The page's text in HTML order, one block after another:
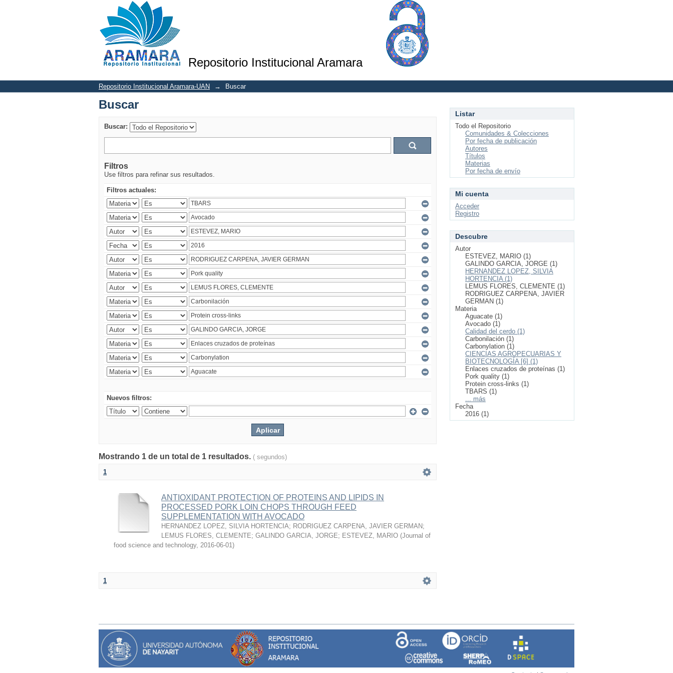
Repositorio Institucional Aramara
Buscar
Repositorio Institucional Aramara-UAN → Buscar
Buscar
Buscar:
Filtros
Use filtros para refinar sus resultados.
Filtros actuales:
Nuevos filtros:
Mostrando 1 de un total de 1 resultados. ( segundos)
1
ANTIOXIDANT PROTECTION OF PROTEINS AND LIPIDS IN
PROCESSED PORK LOIN CHOPS THROUGH FEED
SUPPLEMENTATION WITH AVOCADO
HERNANDEZ LOPEZ, SILVIA HORTENCIA; RODRIGUEZ CARPENA, JAVIER GERMAN;
LEMUS FLORES, CLEMENTE; GALINDO GARCIA, JORGE; ESTEVEZ, MARIO (Journal of
food science and technology, 2016-06-01)
1
Listar
Todo el Repositorio
Comunidades & Colecciones
Por fecha de publicación
Autores
Títulos
Materias
Por fecha de envío
Mi cuenta
Acceder
Registro
Descubre
Autor
ESTEVEZ, MARIO (1)
GALINDO GARCIA, JORGE (1)
HERNANDEZ LOPEZ, SILVIA
HORTENCIA (1)
LEMUS FLORES, CLEMENTE (1)
RODRIGUEZ CARPENA, JAVIER
GERMAN (1)
Materia
Aguacate (1)
Avocado (1)
Calidad del cerdo (1)
Carbonilación (1)
Carbonylation (1)
CIENCIAS AGROPECUARIAS Y
BIOTECNOLOGÍA [6] (1)
Enlaces cruzados de proteínas (1)
Pork quality (1)
Protein cross-links (1)
TBARS (1)
... más
Fecha
2016 (1)